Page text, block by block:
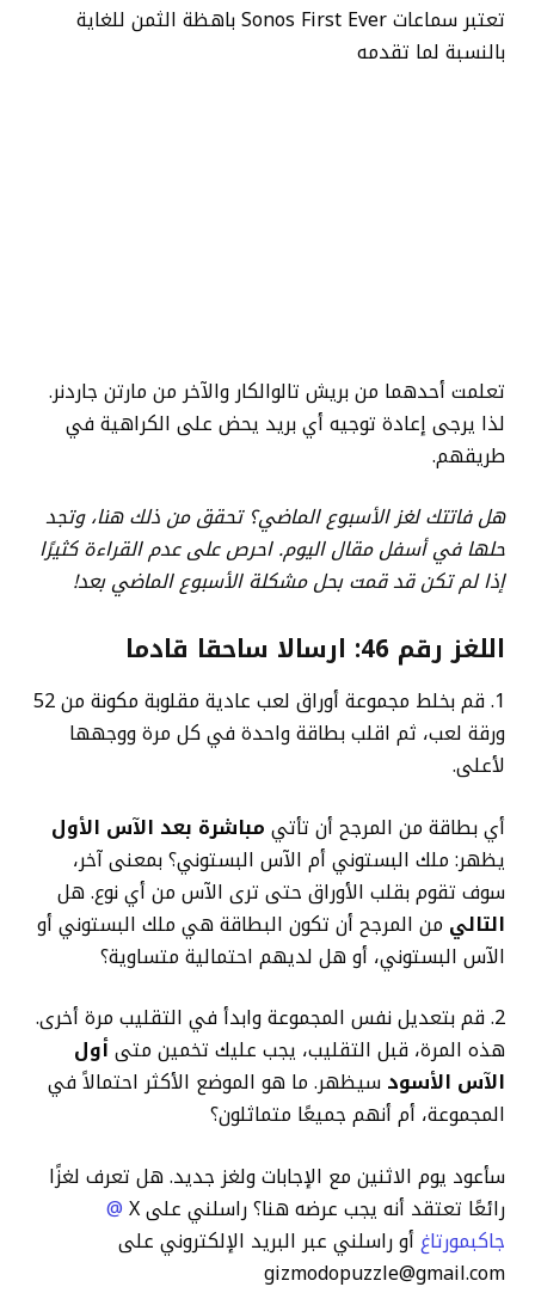
تعتبر سماعات Sonos First Ever باهظة الثمن للغاية
بالنسبة لما تقدمه
تعلمت أحدهما من بريش تالوالكار والآخر من مارتن جاردنر.
لذا يرجى إعادة توجيه أي بريد يحض على الكراهية في
طريقهم.
هل فاتتك لغز الأسبوع الماضي؟ تحقق من ذلكهنا، وتجد
حلها في أسفل مقال اليوم. احرص على عدم القراءة كثيرًا
إذا لم تكن قد قمت بحل مشكلة الأسبوع الماضي بعد!
اللغز رقم 46: ارسالا ساحقا قادما
1. قم بخلط مجموعة أوراق لعب عادية مقلوبة مكونة من 52
ورقة لعب، ثم اقلب بطاقة واحدة في كل مرة ووجهها
لأعلى.
أي بطاقة من المرجح أن تأتي مباشرة بعد الآس الأول
يظهر: ملك البستوني أم الآس البستوني؟ بمعنى آخر،
سوف تقوم بقلب الأوراق حتى ترى الآس من أي نوع. هل
التالي من المرجح أن تكون البطاقة هي ملك البستوني أو
الآس البستوني، أو هل لديهم احتمالية متساوية؟
2. قم بتعديل نفس المجموعة وابدأ في التقليب مرة أخرى.
هذه المرة، قبل التقليب، يجب عليك تخمين متىأول
الآس الأسود سيظهر. ما هو الموضع الأكثر احتمالاً في
المجموعة، أم أنهم جميعًا متماثلون؟
سأعود يوم الاثنين مع الإجابات ولغز جديد. هل تعرف لغزًا
رائعًا تعتقد أنه يجب عرضه هنا؟ راسلني على X
@
جاكبمورتاغأو راسلني عبر البريد الإلكتروني على
gizmodopuzzle@gmail.com